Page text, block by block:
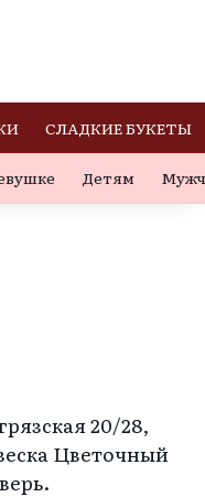
СЛАДКИЕ БУКЕТЫ
Детям
20/28,
Цветочный